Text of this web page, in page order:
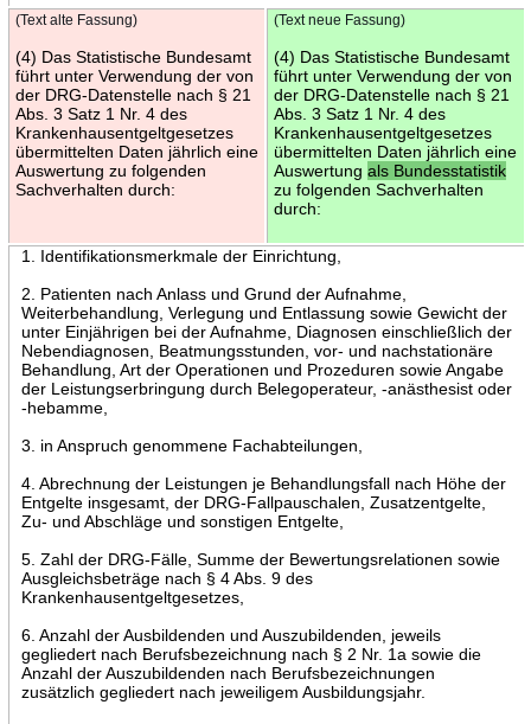
(Text alte Fassung)
(4) Das Statistische Bundesamt
führt unter Verwendung der von
der DRG-Datenstelle nach § 21
Abs. 3 Satz 1 Nr. 4 des
Krankenhausentgeltgesetzes
übermittelten Daten jährlich eine
Auswertung zu folgenden
Sachverhalten durch:
(Text neue Fassung)
(4) Das Statistische Bundesamt
führt unter Verwendung der von
der DRG-Datenstelle nach § 21
Abs. 3 Satz 1 Nr. 4 des
Krankenhausentgeltgesetzes
übermittelten Daten jährlich eine
Auswertung als Bundesstatistik
zu folgenden Sachverhalten
durch:
1. Identifikationsmerkmale der Einrichtung,
2. Patienten nach Anlass und Grund der Aufnahme,
Weiterbehandlung, Verlegung und Entlassung sowie Gewicht der
unter Einjährigen bei der Aufnahme, Diagnosen einschließlich der
Nebendiagnosen, Beatmungsstunden, vor- und nachstationäre
Behandlung, Art der Operationen und Prozeduren sowie Angabe
der Leistungserbringung durch Belegoperateur, -anästhesist oder
-hebamme,
3. in Anspruch genommene Fachabteilungen,
4. Abrechnung der Leistungen je Behandlungsfall nach Höhe der
Entgelte insgesamt, der DRG-Fallpauschalen, Zusatzentgelte,
Zu- und Abschläge und sonstigen Entgelte,
5. Zahl der DRG-Fälle, Summe der Bewertungsrelationen sowie
Ausgleichsbeträge nach § 4 Abs. 9 des
Krankenhausentgeltgesetzes,
6. Anzahl der Ausbildenden und Auszubildenden, jeweils
gegliedert nach Berufsbezeichnung nach § 2 Nr. 1a sowie die
Anzahl der Auszubildenden nach Berufsbezeichnungen
zusätzlich gegliedert nach jeweiligem Ausbildungsjahr.